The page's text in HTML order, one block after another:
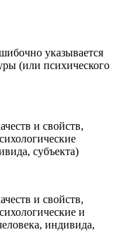
указывается
(или психического
и свойств,
субъекта)
и свойств,
и
индивида,